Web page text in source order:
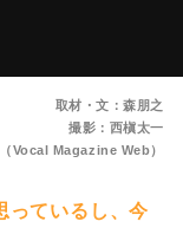
取材・文：森朋之
撮影：西槇太一
Vocal Magazine Web）
っているし、今